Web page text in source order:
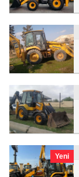
Yeni